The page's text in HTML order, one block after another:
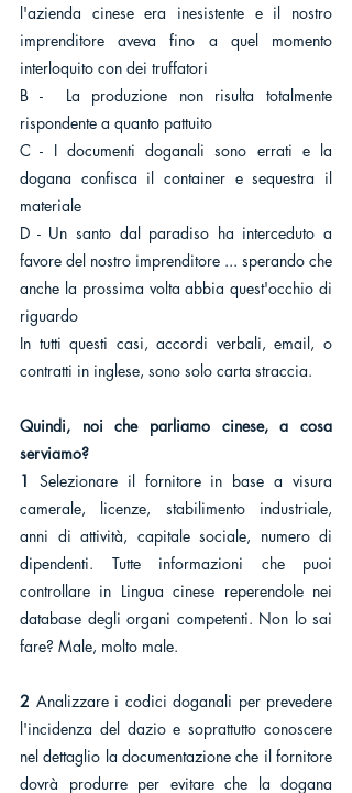
l'azienda cinese era inesistente e il nostro
imprenditore aveva fino a quel momento
interloquito con dei truffatori
B -  La produzione non risulta totalmente
rispondente a quanto pattuito
C - I documenti doganali sono errati e la
dogana confisca il container e sequestra il
materiale
D - Un santo dal paradiso ha interceduto a
favore del nostro imprenditore ... sperando che
anche la prossima volta abbia quest'occhio di
riguardo
In tutti questi casi, accordi verbali, email, o
contratti in inglese, sono solo carta straccia.
Quindi, noi che parliamo cinese, a cosa
serviamo?
1
Selezionare il fornitore in base a visura
camerale, licenze, stabilimento industriale,
anni di attività, capitale sociale, numero di
dipendenti. Tutte informazioni che puoi
controllare in Lingua cinese reperendole nei
database degli organi competenti. Non lo sai
fare? Male, molto male.
2 Analizzare i codici doganali per prevedere
l'incidenza del dazio e soprattutto conoscere
nel dettaglio la documentazione che il fornitore
dovrà produrre per evitare che la dogana